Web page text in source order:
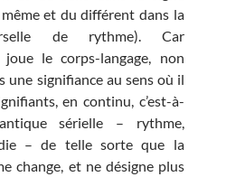
et du différent dans la
de rythme). Car
joue le corps-langage, non
une signifiance au sens où il
en continu, c’est-à-
sérielle – rythme,
– de telle sorte que la
change, et ne désigne plus